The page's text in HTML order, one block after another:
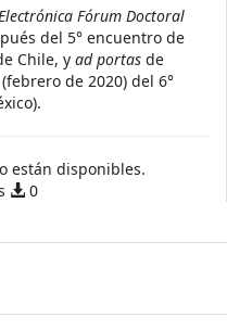
Fórum Doctoral
del 5° encuentro de
Chile, y ad portas de
de 2020) del 6°
están disponibles.
0